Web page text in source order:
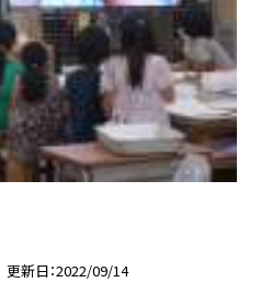
更新日 2022/09/14